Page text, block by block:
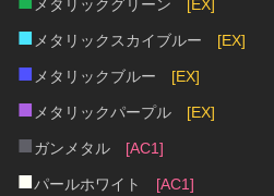
メタリックグリーン [EX]
■ メタリックスカイブルー [EX]
■ メタリックブルー [EX]
■ メタリックパープル [EX]
■ガンメタル [AC1]
■パールホワイト [AC1]